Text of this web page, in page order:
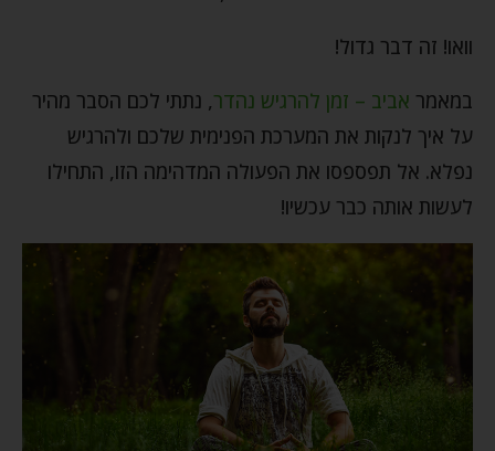
וואו! זה דבר גדול!
במאמר אביב – זמן להרגיש נהדר, נתתי לכם הסבר מהיר
על איך לנקות את המערכת הפנימית שלכם ולהרגיש
נפלא. אל תפספסו את הפעולה המדהימה הזו, התחילו
לעשות אותה כבר עכשיו!